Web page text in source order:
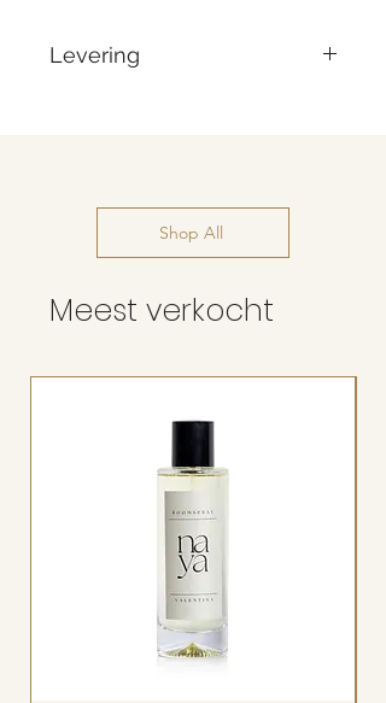
Levering
Shop All
Meest verkocht